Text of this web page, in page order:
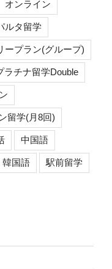
オンライン
ルタ留学
ープラン(グループ)
ラチナ留学Double
留学(月8回)
中国語
韓国語 駅前留学